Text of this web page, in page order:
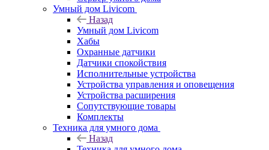
Умный дом Livicom
Назад
Умный дом Livicom
Хабы
Охранные датчики
Датчики спокойствия
Исполнительные устройства
Устройства управления и оповещения
Устройства расширения
Сопутствующие товары
Комплекты
Техника для умного дома
Назад